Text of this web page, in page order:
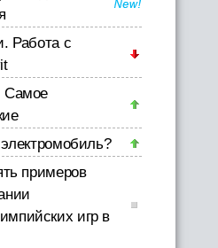
Работа с
Самое
примеров
игр в